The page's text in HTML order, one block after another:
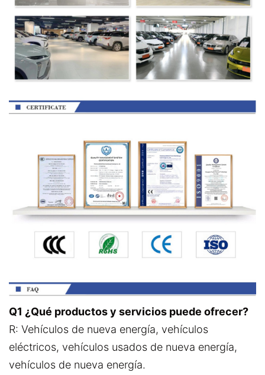
Q1 ¿Qué productos y servicios puede ofrecer?
R: Vehículos de nueva energía, vehículos
eléctricos, vehículos usados de nueva energía,
vehículos de nueva energía.